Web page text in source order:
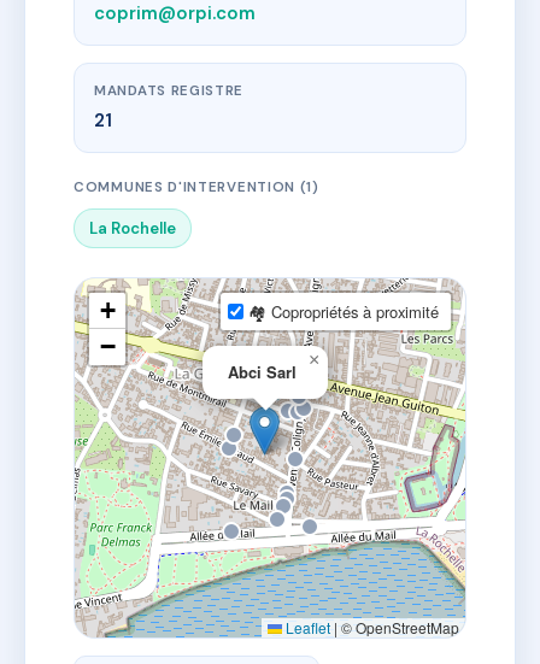
coprim@orpi.com
MANDATS REGISTRE
21
COMMUNES D'INTERVENTION (1)
La Rochelle
Abci Sarl
×
+
−
🏘 Copropriétés à proximité
Leaflet | © OpenStreetMap